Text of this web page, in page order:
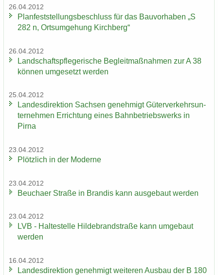
26.04.2012
Plan­fest­stel­lungs­be­schluss für das Bau­vor­ha­ben „S
282 n, Orts­um­ge­hung Kirch­berg“
26.04.2012
Land­schafts­pfle­ge­ri­sche Be­gleit­maß­nah­men zur A 38
kön­nen um­ge­setzt wer­den
25.04.2012
Lan­des­di­rek­ti­on Sach­sen ge­neh­migt Gü­ter­ver­kehrs­un­
ter­neh­men Er­rich­tung eines Bahn­be­triebs­werks in
Pirna
23.04.2012
Plötz­lich in der Mo­der­ne
23.04.2012
Beu­cha­er Stra­ße in Bran­dis kann aus­ge­baut wer­den
23.04.2012
LVB - Hal­te­stel­le Hil­de­brand­stra­ße kann um­ge­baut
wer­den
16.04.2012
Lan­des­di­rek­ti­on ge­neh­migt wei­te­ren Aus­bau der B 180